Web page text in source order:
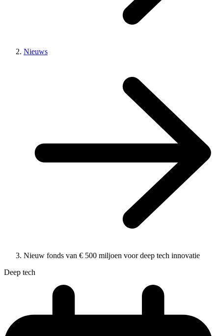
Nieuws
Nieuw fonds van € 500 miljoen voor deep tech innovatie
Deep tech